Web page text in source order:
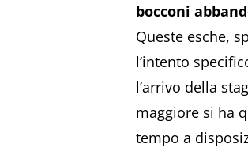
bocconi
Queste esche,
l’intento
l’arrivo della
maggiore si ha
tempo a